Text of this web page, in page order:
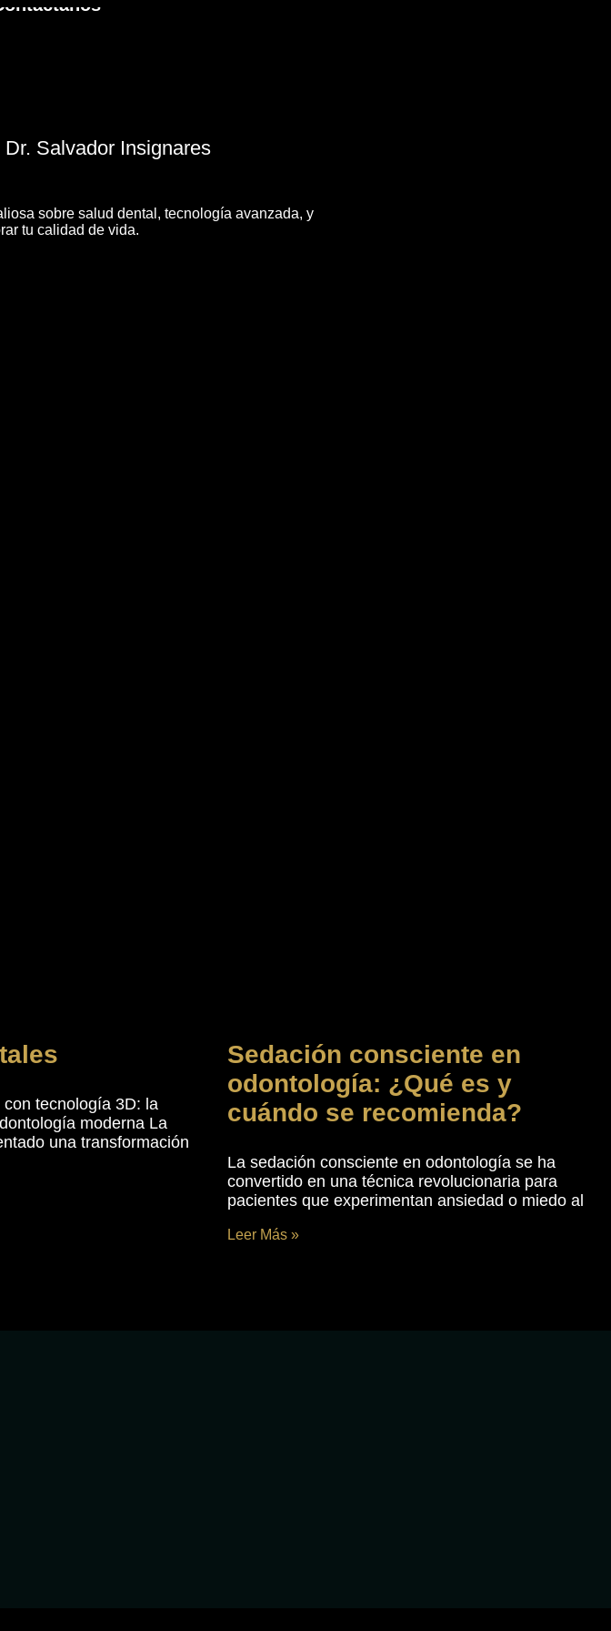
Salvador Insignares
sobre salud dental, tecnología avanzada, y
tu calidad de vida.
tecnología 3D: la
moderna La
una transformación
Sedación consciente en
odontología: ¿Qué es y
cuándo se recomienda?
La sedación consciente en odontología se ha
convertido en una técnica revolucionaria para
pacientes que experimentan ansiedad o miedo al
Leer Más »